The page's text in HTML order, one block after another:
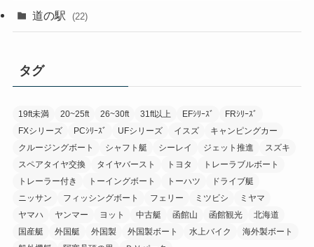
道の駅 (22)
タグ
19ft未満 20~25ft 26~30ft 31ft以上 EFｼﾘｰｽﾞ
FRｼﾘｰｽﾞ
FXシリーズ
PCｼﾘｰｽﾞ UFシリーズ イスズ
キャンピングカー
クルージングボート
シャフト艇 シーレイ ジェット推進
スズキ
スペアタイヤ交換
タイヤバースト トヨタ
トレーラブルボート
トレーラー付き
トーイングボート トーハツ
ドライブ艇
ニッサン
フィッシングボート フェリー ミツビシ
ミヤマ
ヤマハ
ヤンマー ヨット 中古艇 函館山 函館観光
北海道
国産艇
外国艇 外国製 外国製ボート 水上バイク
海外製ボート